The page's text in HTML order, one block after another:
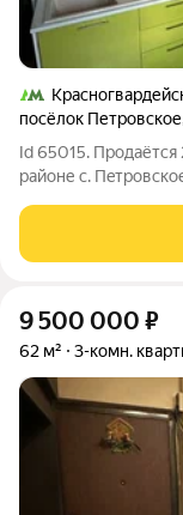
посёлок Петровское
Id 65015. Продаётся
районе с.
которую можно
каких вложений.
9 500 000 ₽
62 м² 3-комн.